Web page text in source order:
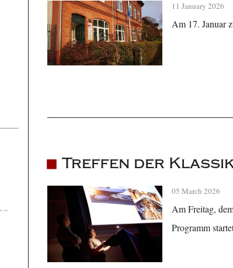
11 January 2026
Am 17. Januar
Treffen der
05 March 2026
Am Freitag,
Programm